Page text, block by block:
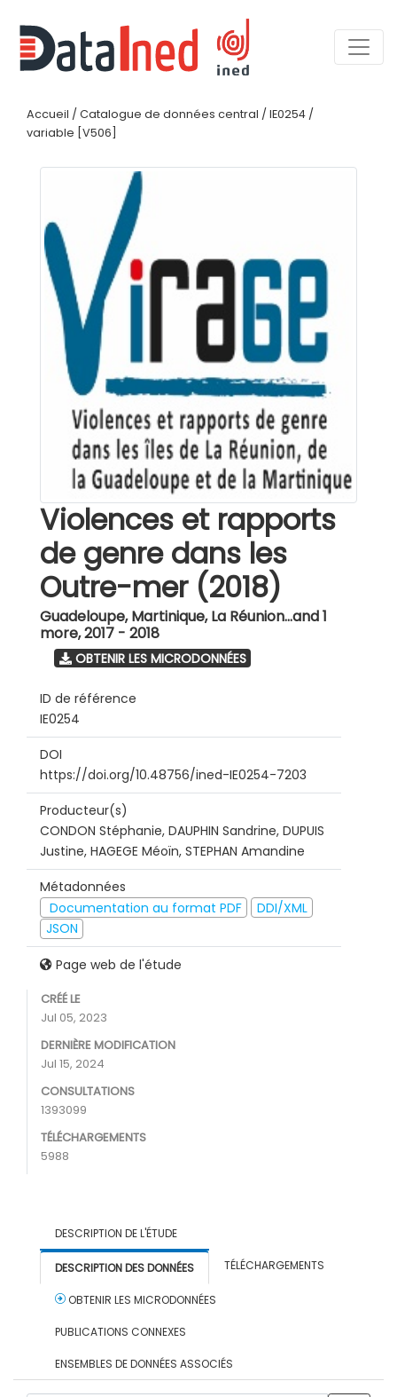
Accueil / Catalogue de données central / IE0254 /
variable [V506]
Violences et rapports
de genre dans les
Outre-mer (2018)
Guadeloupe, Martinique, La Réunion...and 1
more,2017 - 2018
OBTENIR LES MICRODONNÉES
ID de référence
IE0254
DOI
https://doi.org/10.48756/ined-IE0254-7203
Producteur(s)
CONDON Stéphanie, DAUPHIN Sandrine, DUPUIS
Justine, HAGEGE Méoïn, STEPHAN Amandine
Métadonnées
Documentation au format PDF
DDI/XML
JSON
Page web de l'étude
CRÉÉ LE
Jul 05, 2023
DERNIÈRE MODIFICATION
Jul 15, 2024
CONSULTATIONS
1393099
TÉLÉCHARGEMENTS
5988
DESCRIPTION DE L'ÉTUDE
DESCRIPTION DES DONNÉES TÉLÉCHARGEMENTS
OBTENIR LES MICRODONNÉES
PUBLICATIONS CONNEXES
ENSEMBLES DE DONNÉES ASSOCIÉS